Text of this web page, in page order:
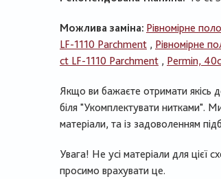
Можлива заміна: Рівномірне
LF-1110 Parchment , Рівномірне
ct LF-1110 Parchment , Permin,
Якщо ви бажаєте отримати якісь
біля "Укомплектувати нитками".
матеріали, та із задоволенням
Увага! Не усі матеріали для цієї
просимо врахувати це.